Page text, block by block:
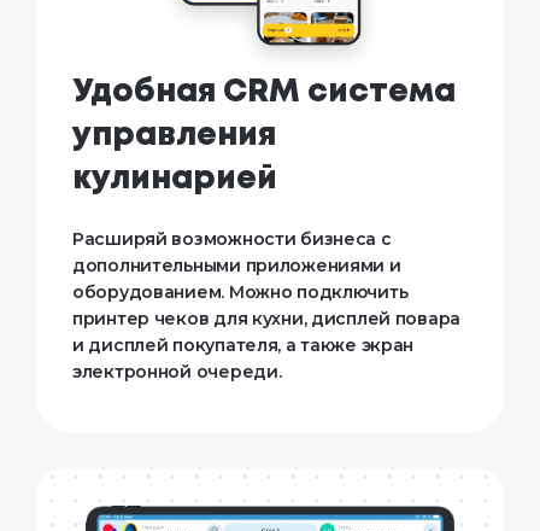
Удобная CRM система
управления
кулинарией
Расширяй возможности бизнеса с
дополнительными приложениями и
оборудованием. Можно подключить
принтер чеков для кухни, дисплей повара
и дисплей покупателя, а также экран
электронной очереди.